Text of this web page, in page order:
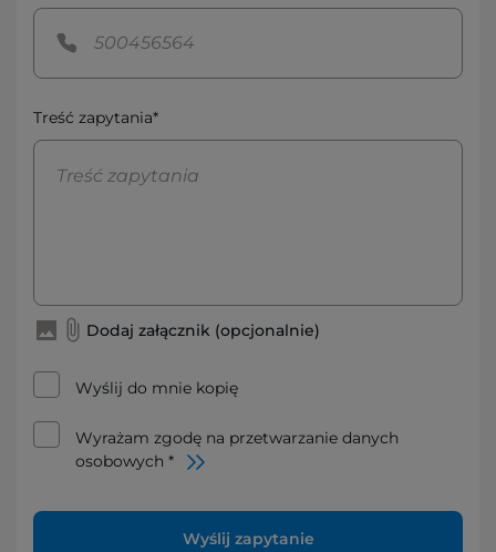
Treść zapytania*
Dodaj załącznik (opcjonalnie)
Wyślij do mnie kopię
Wyrażam zgodę na przetwarzanie danych
osobowych *
Wyślij zapytanie